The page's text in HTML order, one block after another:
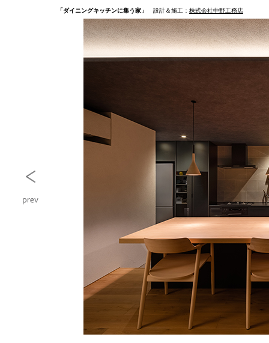
「ダイニングキッチンに集う家」 設計＆施工： 株式会社中野工務店